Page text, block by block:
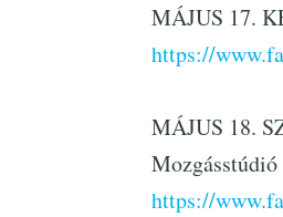
MÁJUS 17.
https://
MÁJUS 18.
https://